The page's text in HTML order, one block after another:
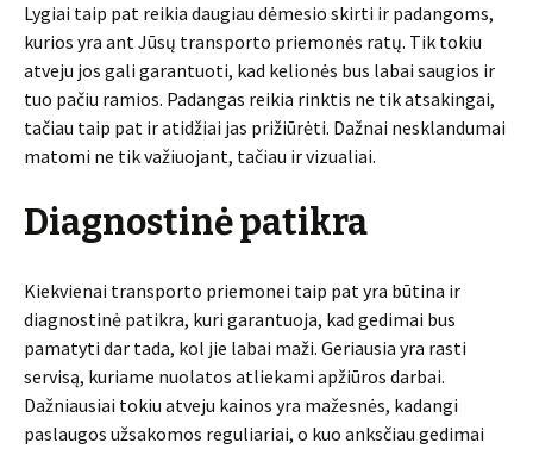
Lygiai taip pat reikia daugiau dėmesio skirti ir padangoms,
kurios yra ant Jūsų transporto priemonės ratų. Tik tokiu
atveju jos gali garantuoti, kad kelionės bus labai saugios ir
tuo pačiu ramios. Padangas reikia rinktis ne tik atsakingai,
tačiau taip pat ir atidžiai jas prižiūrėti. Dažnai nesklandumai
matomi ne tik važiuojant, tačiau ir vizualiai.
Diagnostinė patikra
Kiekvienai transporto priemonei taip pat yra būtina ir
diagnostinė patikra, kuri garantuoja, kad gedimai bus
pamatyti dar tada, kol jie labai maži. Geriausia yra rasti
servisą, kuriame nuolatos atliekami apžiūros darbai.
Dažniausiai tokiu atveju kainos yra mažesnės, kadangi
paslaugos užsakomos reguliariai, o kuo anksčiau gedimai